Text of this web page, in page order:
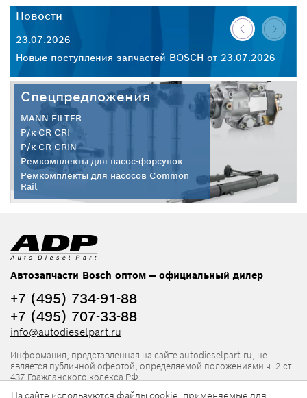
Новости
23.07.2026
Новые поступления запчастей BOSCH от 23.07.2026
Спецпредложения
MANN FILTER
Р/к CR CRI
Р/к CR CRIN
Ремкомплекты для насос-форсунок
Ремкомплекты для насосов Common
Rail
Автозапчасти Bosch оптом — официальный дилер
+7 (495) 734-91-88
+7 (495) 707-33-88
info@autodieselpart.ru
Информация, представленная на сайте autodieselpart.ru, не
является публичной офертой, определяемой положениями ч. 2 ст.
437 Гражданского кодекса РФ.
На сайте используются файлы cookie, применяемые для